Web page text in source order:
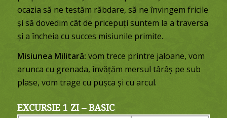
ocazia să ne testăm răbdare, să ne învingem fricile
și să dovedim cât de pricepuți suntem la a traversa
și a încheia cu succes misiunile primite.
Misiunea Militară: vom trece printre jaloane, vom
arunca cu grenada, învățăm mersul târâș pe sub
plase, vom trage cu pușca și cu arcul.
EXCURSIE 1 ZI – BASIC